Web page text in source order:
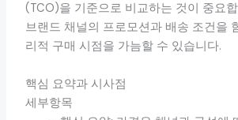
(TCO)을 기준으로 비교하는 것이 중요
브랜드 채널의 프로모션과 배송 조건을
리적 구매 시점을 가늠할 수 있습니다.
핵심 요약과 시사점
세부항목